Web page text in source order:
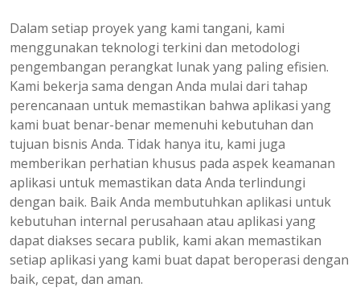
Dalam setiap proyek yang kami tangani, kami
menggunakan teknologi terkini dan metodologi
pengembangan perangkat lunak yang paling efisien.
Kami bekerja sama dengan Anda mulai dari tahap
perencanaan untuk memastikan bahwa aplikasi yang
kami buat benar-benar memenuhi kebutuhan dan
tujuan bisnis Anda. Tidak hanya itu, kami juga
memberikan perhatian khusus pada aspek keamanan
aplikasi untuk memastikan data Anda terlindungi
dengan baik. Baik Anda membutuhkan aplikasi untuk
kebutuhan internal perusahaan atau aplikasi yang
dapat diakses secara publik, kami akan memastikan
setiap aplikasi yang kami buat dapat beroperasi dengan
baik, cepat, dan aman.